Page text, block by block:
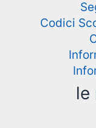
Codici
le